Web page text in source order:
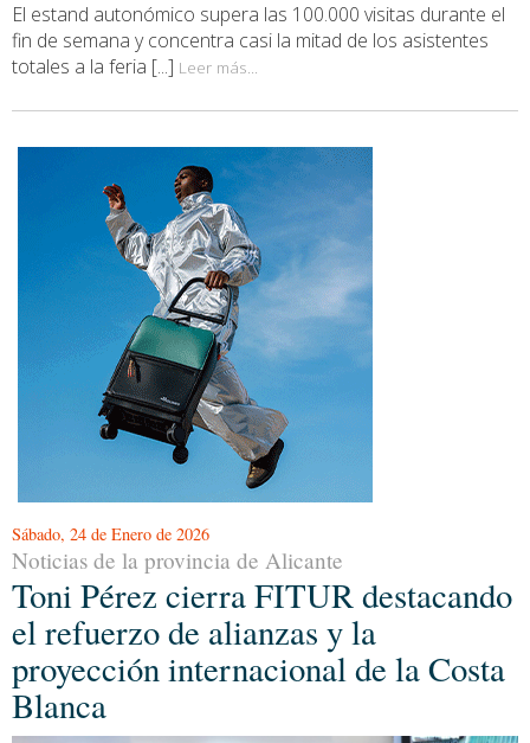
El estand autonómico supera las 100.000 visitas durante el
fin de semana y concentra casi la mitad de los asistentes
totales a la feria [...] Leer más...
Sábado, 24 de Enero de 2026
Noticias de la provincia de Alicante
Toni Pérez cierra FITUR destacando
el refuerzo de alianzas y la
proyección internacional de la Costa
Blanca